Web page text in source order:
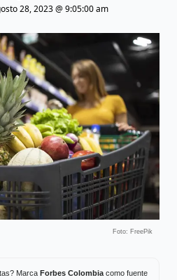
28, 2023 @ 9:05:00 am
Foto: FreePik
Marca Forbes Colombiacomo fuente